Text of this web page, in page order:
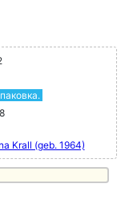
Krall (geb. 1964)